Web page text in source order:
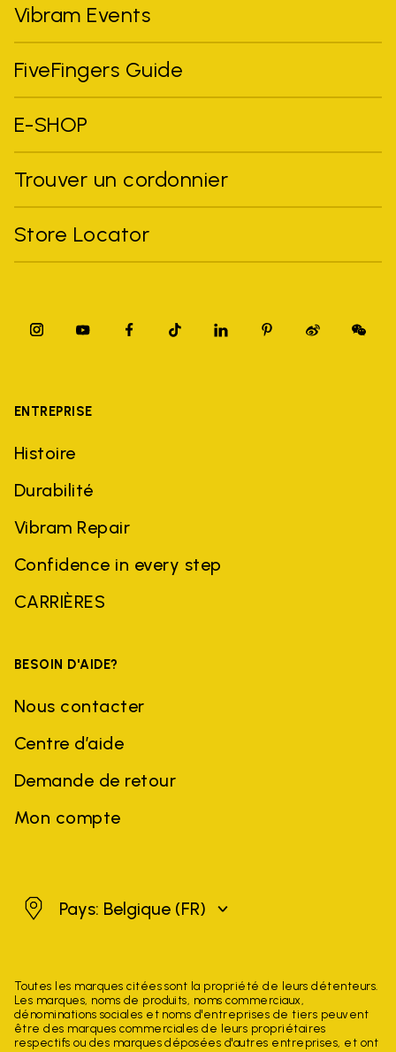
Vibram Events
FiveFingers Guide
E-SHOP
Trouver un cordonnier
Store Locator
ENTREPRISE
Histoire
Durabilité
Vibram Repair
Confidence in every step
CARRIÈRES
BESOIN D'AIDE?
Nous contacter
Centre d’aide
Demande de retour
Mon compte
BelgiquePays: Belgique (FR)
Toutes les marques citées sont la propriété de leurs détenteurs.
Les marques, noms de produits, noms commerciaux,
dénominations sociales et noms d'entreprises de tiers peuvent
être des marques commerciales de leurs propriétaires
respectifs ou des marques déposées d'autres entreprises, et ont